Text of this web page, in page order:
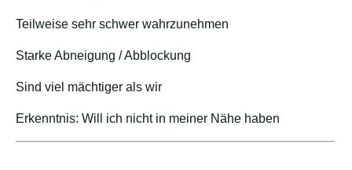
Teilweise sehr schwer wahrzunehmen
Starke Abneigung / Abblockung
Sind viel mächtiger als wir
Erkenntnis: Will ich nicht in meiner Nähe haben